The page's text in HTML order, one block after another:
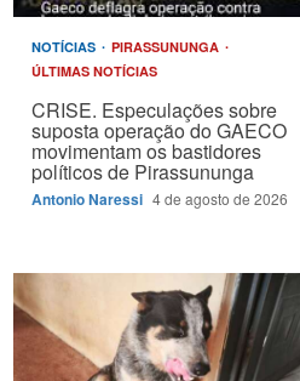
NOTÍCIAS
PIRASSUNUNGA
ÚLTIMAS NOTÍCIAS
CRISE. Especulações sobre
suposta operação do GAECO
movimentam os bastidores
políticos de Pirassununga
Antonio Naressi 4 de agosto de 2026